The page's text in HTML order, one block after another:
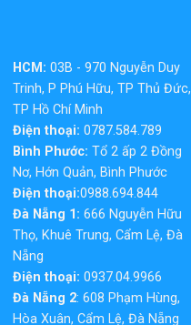
HCM: 03B - 970 Nguyễn Duy
Trinh, P Phú Hữu, TP Thủ Đức,
TP Hồ Chí Minh
Điện thoại: 0787.584.789
Bình Phước: Tổ 2 ấp 2 Đồng
Nơ, Hớn Quản, Bình Phước
Điện thoại:0988.694.844
Đà Nẵng 1: 666 Nguyễn Hữu
Thọ, Khuê Trung, Cẩm Lệ, Đà
Nẵng
Điện thoại: 0937.04.9966
Đà Nẵng 2: 608 Phạm Hùng,
Hòa Xuân, Cẩm Lệ, Đà Nẵng